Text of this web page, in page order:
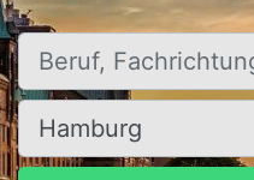
Beruf, Fachrichtung, Firma
Ort, Stadt